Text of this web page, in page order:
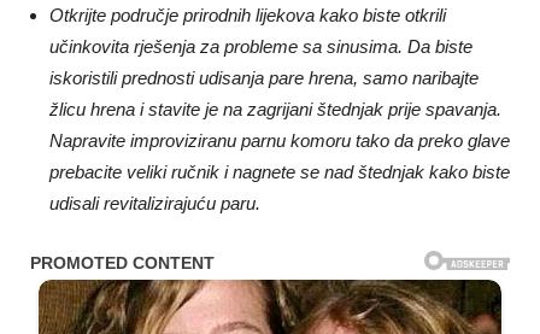
Otkrijte područje prirodnih lijekova kako biste otkrili
učinkovita rješenja za probleme sa sinusima. Da biste
iskoristili prednosti udisanja pare hrena, samo naribajte
žlicu hrena i stavite je na zagrijani štednjak prije spavanja.
Napravite improviziranu parnu komoru tako da preko glave
prebacite veliki ručnik i nagnete se nad štednjak kako biste
udisali revitalizirajuću paru.